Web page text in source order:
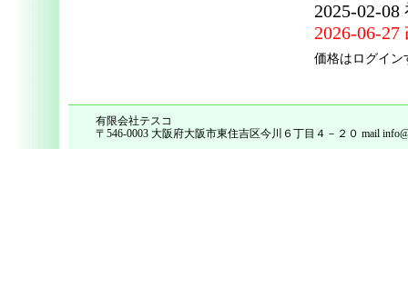
2025-02-08
2026-06-27
価格はログイン
有限会社テスコ
〒546-0003 大阪府大阪市東住吉区今川６丁目４－２０ mail